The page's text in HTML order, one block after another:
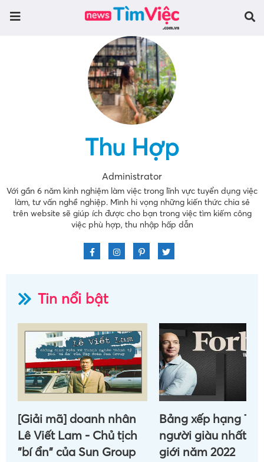
Thu Hợp
Administrator
Với gần 6 năm kinh nghiệm làm việc trong lĩnh vực tuyển dụng việc
làm, tư vấn nghề nghiệp. Mình hi vọng những kiến thức chia sẻ
trên website sẽ giúp ích được cho bạn trong việc tìm kiếm công
việc phù hợp, thu nhập hấp dẫn
Tin nổi bật
[Giải mã] doanh nhân
Lê Viết Lam - Chủ tịch
"bí ẩn" của Sun Group
Bảng xếp hạng
người giàu nhất
giới năm 2022